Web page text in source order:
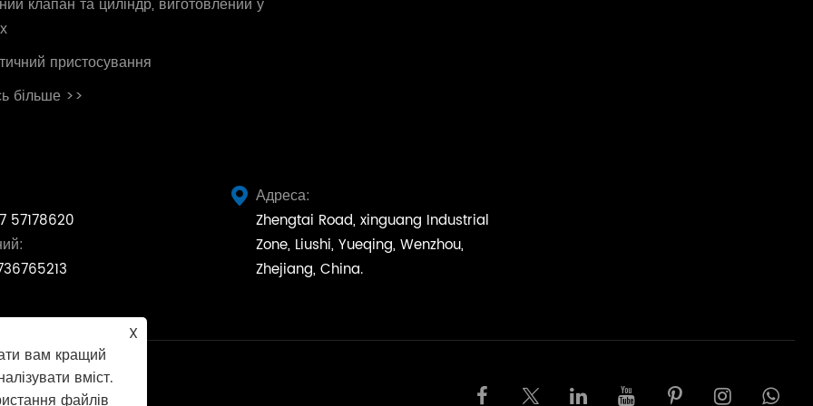
пристосування
більше >>
57178620
 Адреса:
Zhengtai Road, xinguang Industrial
Zone, Liushi, Yueqing, Wenzhou,
Zhejiang, China.
X
вам кращий
вміст.
файлів